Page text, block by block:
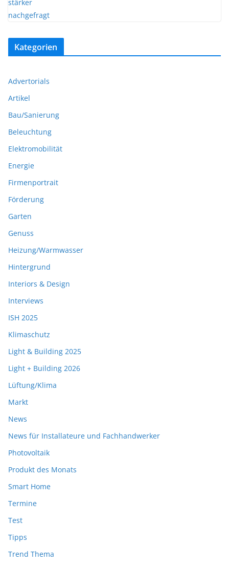
Kategorien
Advertorials
Artikel
Bau/Sanierung
Beleuchtung
Elektromobilität
Energie
Firmenportrait
Förderung
Garten
Genuss
Heizung/Warmwasser
Hintergrund
Interiors & Design
Interviews
ISH 2025
Klimaschutz
Light & Building 2025
Light + Building 2026
Lüftung/Klima
Markt
News
News für Installateure und Fachhandwerker
Photovoltaik
Produkt des Monats
Smart Home
Termine
Test
Tipps
Trend Thema